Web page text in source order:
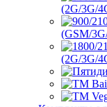
(2G/3G/
(GSM/
(2G/3G/